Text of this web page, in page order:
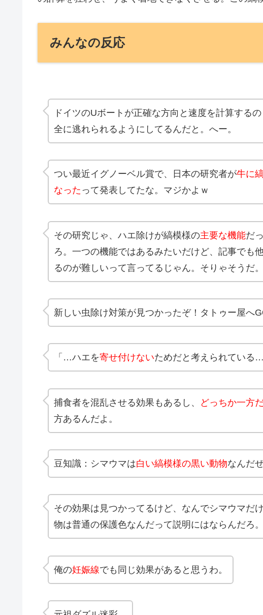
みんなの反応
ドイツのUボートが正確な方向と速度を計算する
全に逃れられるようにしてるんだと。へー。
つい最近イグノーベル賞で、日本の研究者が牛に
なった って発表してたな。マジかよｗ
その研究じゃ、ハエ除けが縞模様の主要な機能だ
ろ。一つの機能ではあるみたいだけど、記事でも
るのが難しいって言ってるじゃん。そりゃそうだ。
新しい虫除け対策が見つかったぞ！タトゥー屋へ
「…ハエを寄せ付けないためだと考えられている…
捕食者を混乱させる効果もあるし、 どっちか一方
方あるんだよ。
豆知識：シマウマは白い縞模様の黒い動物なんだ
その効果は見つかってるけど、なんでシマウマだ
物は普通の保護色なんだって説明にはならんだろ。
俺の妊娠線でも同じ効果があると思うわ。